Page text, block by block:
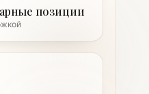
позиции